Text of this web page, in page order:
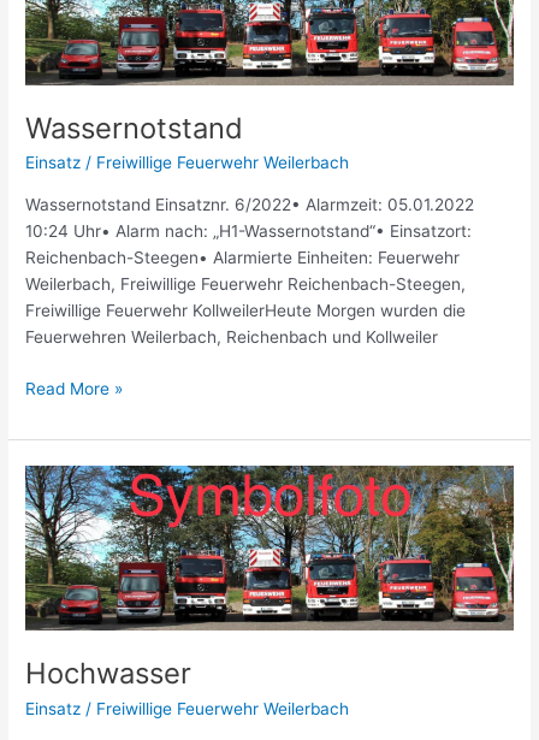
Wassernotstand
Einsatz / Freiwillige Feuerwehr Weilerbach
Wassernotstand Einsatznr. 6/2022• Alarmzeit: 05.01.2022
10:24 Uhr• Alarm nach: „H1-Wassernotstand“• Einsatzort:
Reichenbach-Steegen• Alarmierte Einheiten: Feuerwehr
Weilerbach, Freiwillige Feuerwehr Reichenbach-Steegen,
Freiwillige Feuerwehr KollweilerHeute Morgen wurden die
Feuerwehren Weilerbach, Reichenbach und Kollweiler
Read More »
Hochwasser
Einsatz / Freiwillige Feuerwehr Weilerbach
Hochwasser